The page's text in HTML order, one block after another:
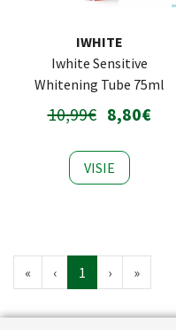
IWHITE
Iwhite Sensitive
Whitening Tube 75ml
10,99€ 8,80€
VISIE
« ‹ 1 › »